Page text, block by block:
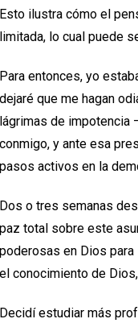
Esto ilustra cómo el
limitada, lo cual puede
Para entonces, yo
dejaré que me hagan
lágrimas de impotencia
conmigo, y ante esa
pasos activos en la
Dos o tres semanas
paz total sobre este
poderosas en Dios
el conocimiento de
Decidí estudiar más